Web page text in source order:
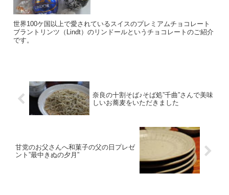
世界100ケ国以上で愛されているスイスのプレミアムチョコレート
ブラントリンツ（Lindt）のリンドールというチョコレートのご紹介
です。
奈良の十割そば♪そば処”千曲”さんで美味
しいお蕎麦をいただきました
甘党のお父さんへ和菓子の父の日プレゼ
ント”最中きぬの夕月”